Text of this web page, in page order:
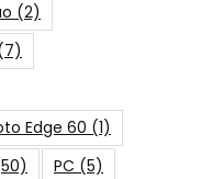
(2)
Edge 60 (1)
PC (5)